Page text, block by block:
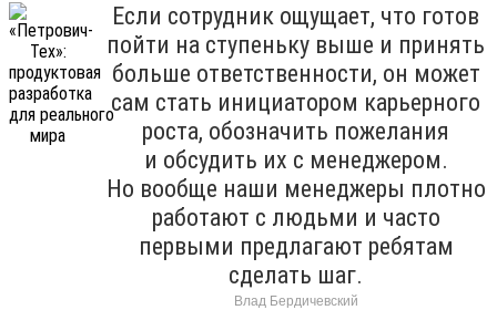
Если сотрудник ощущает, что готов
пойти на ступеньку выше и принять
больше ответственности, он может
сам стать инициатором карьерного
роста, обозначить пожелания
и обсудить их с менеджером.
Но вообще наши менеджеры плотно
работают с людьми и часто
первыми предлагают ребятам
сделать шаг.
Влад Бердичевский